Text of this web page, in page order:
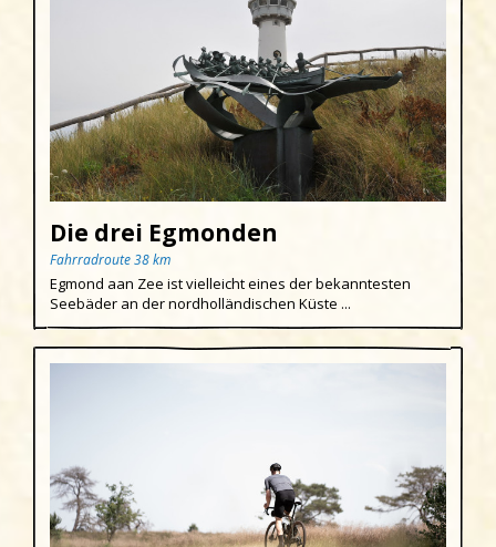
Die drei Egmonden
Fahrradroute 38 km
Egmond aan Zee ist vielleicht eines der bekanntesten
Seebäder an der nordholländischen Küste ...